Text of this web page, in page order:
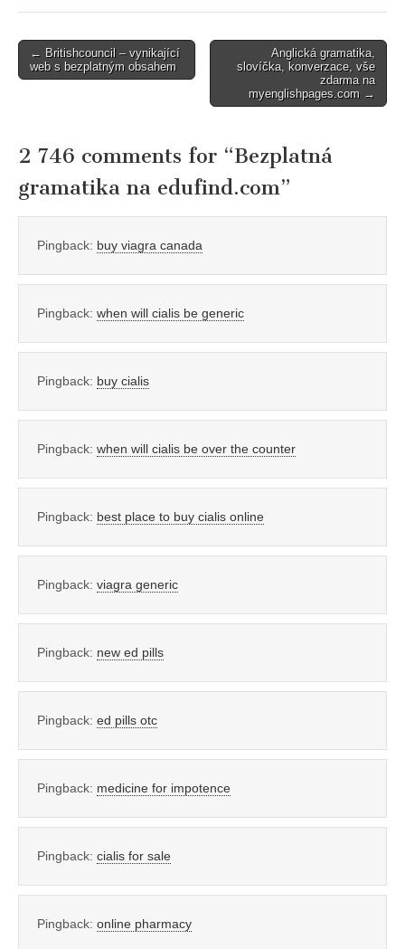
Post
navigation
← Britishcouncil – vynikající
web s bezplatným obsahem
Anglická gramatika,
slovíčka, konverzace, vše
zdarma na
myenglishpages.com →
2 746 comments for “Bezplatná
gramatika na edufind.com”
Pingback: buy viagra canada
Pingback: when will cialis be generic
Pingback: buy cialis
Pingback: when will cialis be over the counter
Pingback: best place to buy cialis online
Pingback: viagra generic
Pingback: new ed pills
Pingback: ed pills otc
Pingback: medicine for impotence
Pingback: cialis for sale
Pingback: online pharmacy